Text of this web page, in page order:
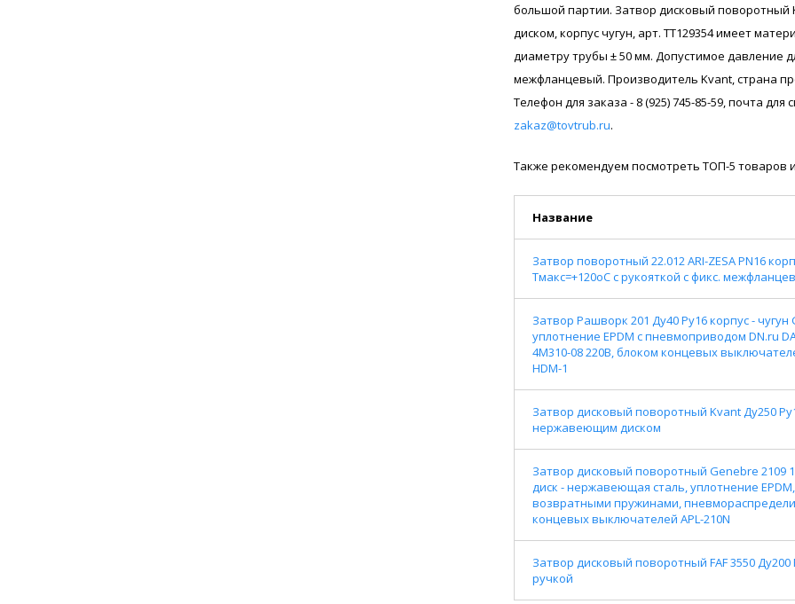
большой партии. Затвор дисковый
диском, корпус чугун, арт. ТТ129354 имеет
диаметру трубы ± 50 мм. Допустимое давление
межфланцевый. Производитель Kvant, страна
Телефон для заказа - 8 (925) 745-85-59, почта
zakaz@tovtrub.ru.
Также рекомендуем посмотреть ТОП-5 товаров
Название
Затвор поворотный 22.012 ARI-ZESA PN16
Тмакс=+120оС c рукояткой с фикс.
Затвор Рашворк 201 Ду40 Ру16 корпус -
уплотнение EPDM с пневмоприводом DN.ru
4M310-08 220В, блоком концевых
HDM-1
Затвор дисковый поворотный Kvant Ду250
нержавеющим диском
Затвор дисковый поворотный Genebre 2109
диск - нержавеющая сталь, уплотнение
возвратными пружинами,
концевых выключателей APL-210N
Затвор дисковый поворотный FAF 3550
ручкой